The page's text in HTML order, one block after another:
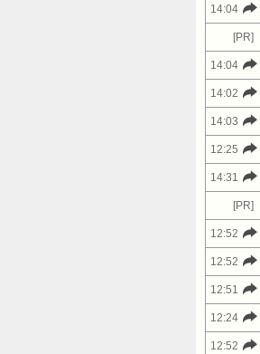
14:04
[PR]
14:04
14:02
14:03
12:25
14:31
[PR]
12:52
12:52
12:51
12:24
12:52